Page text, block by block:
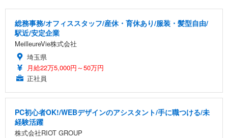
総務事務/オフィススタッフ/産休・育休あり/服装・髪型自由/
駅近/安定企業
MeilleureVie株式会社
埼玉県
月給22万5,000円～50万円
正社員
PC初心者OK!/WEBデザインのアシスタント/手に職つける/未
経験活躍
株式会社RIOT GROUP